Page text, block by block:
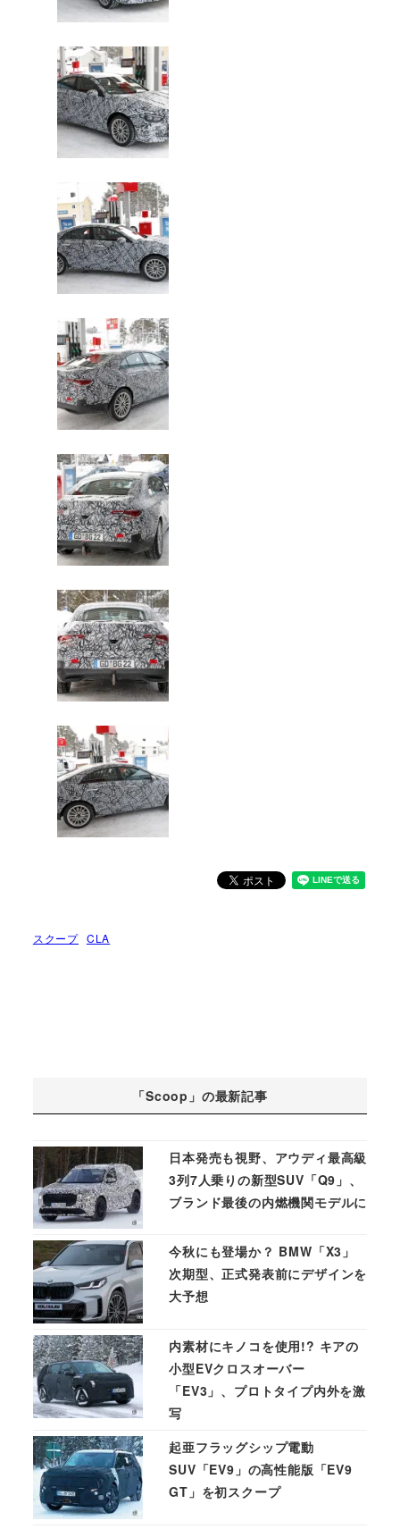
スクープ CLA
「Scoop」の最新記事
日本発売も視野、アウディ最高級
3列7人乗りの新型SUV「Q9」、
ブランド最後の内燃機関モデルに
今秋にも登場か？ BMW「X3」
次期型、正式発表前にデザインを
大予想
内素材にキノコを使用!? キアの
小型EVクロスオーバー
「EV3」、プロトタイプ内外を激
写
起亜フラッグシップ電動
SUV「EV9」の高性能版「EV9
GT」を初スクープ